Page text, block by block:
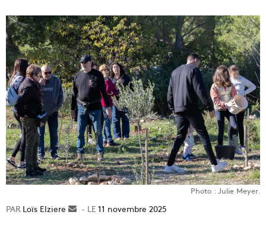
Photo : Julie Meyer.
Loïs Elziere
Envoyer11 novembre 2025